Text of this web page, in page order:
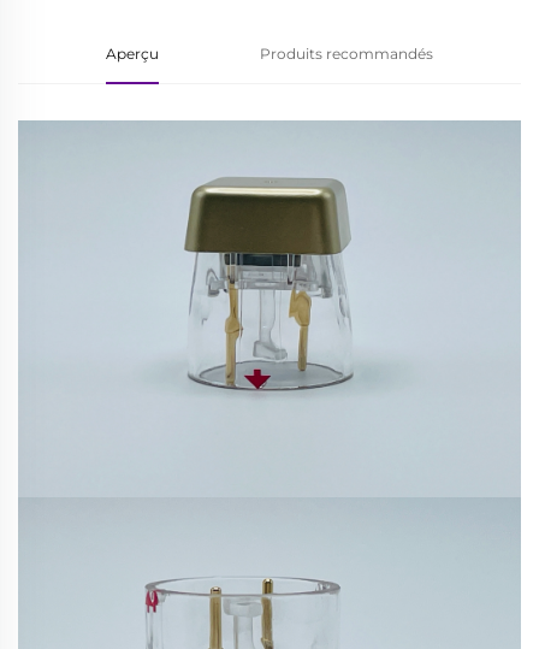
Aperçu Produits recommandés